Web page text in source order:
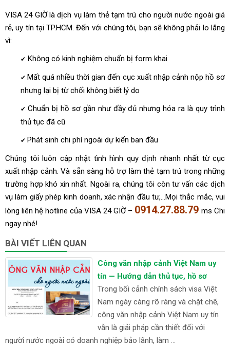
VISA 24 GIỜ là dịch vụ làm thẻ tạm trú cho người nước ngoài giá
rẻ, uy tín tại TP.HCM. Đến với chúng tôi, bạn sẽ không phải lo lắng
vì:
✔ Không có kinh nghiệm chuẩn bị form khai
✔ Mất quá nhiều thời gian đến cục xuất nhập cảnh nộp hồ sơ
nhưng lại bị từ chối không biết lý do
✔ Chuẩn bị hồ sơ gần như đầy đủ nhưng hóa ra là quy trình
thủ tục đã cũ
✔ Phát sinh chi phí ngoài dự kiến ban đầu
Chúng tôi luôn cập nhật tình hình quy định nhanh nhất từ cục
xuất nhập cảnh. Và sẵn sàng hỗ trợ làm thẻ tạm trú trong những
trường hợp khó xin nhất. Ngoài ra, chúng tôi còn tư vấn các dịch
vụ làm giấy phép kinh doanh, xác nhận đầu tư,…Mọi thắc mắc, vui
lòng liên hệ hotline của VISA 24 GIỜ – 0914.27.88.79 ms Chi
ngay nhé!
BÀI VIẾT LIÊN QUAN
Công văn nhập cảnh Việt Nam uy
tín — Hướng dẫn thủ tục, hồ sơ
Trong bối cảnh chính sách visa Việt
Nam ngày càng rõ ràng và chặt chẽ,
công văn nhập cảnh Việt Nam uy tín
vẫn là giải pháp cần thiết đối với
người nước ngoài có doanh nghiệp bảo lãnh, làm ...